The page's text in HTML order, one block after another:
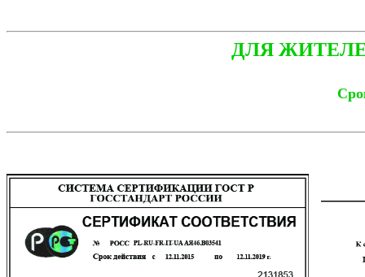
ДЛЯ